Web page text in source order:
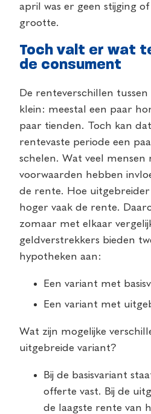
april was er geen stijging
grootte.
Toch valt er wat
de consument
De renteverschillen
klein: meestal een paar
paar tienden. Toch kan
rentevaste periode een
schelen. Wat veel mensen
voorwaarden hebben
de rente. Hoe
hoger vaak de rente.
zomaar met elkaar
geldverstrekkers bieden
hypotheken aan:
Een variant met
Een variant met
Wat zijn mogelijke
uitgebreide variant?
Bij de basisvariant
offerte vast. Bij de
de laagste rente van